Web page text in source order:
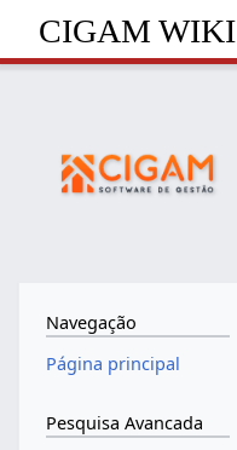
CIGAM WIKI
Navegação
Página principal
Pesquisa Avancada